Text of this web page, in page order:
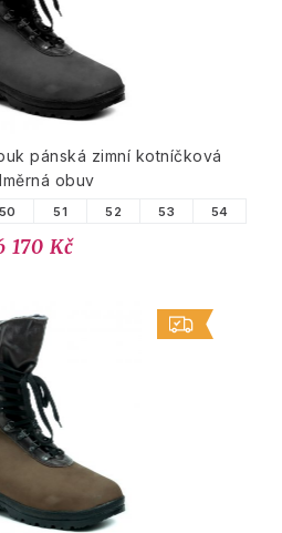
pánská zimní kotníčková
obuv
50 51 52 53 54
170 Kč